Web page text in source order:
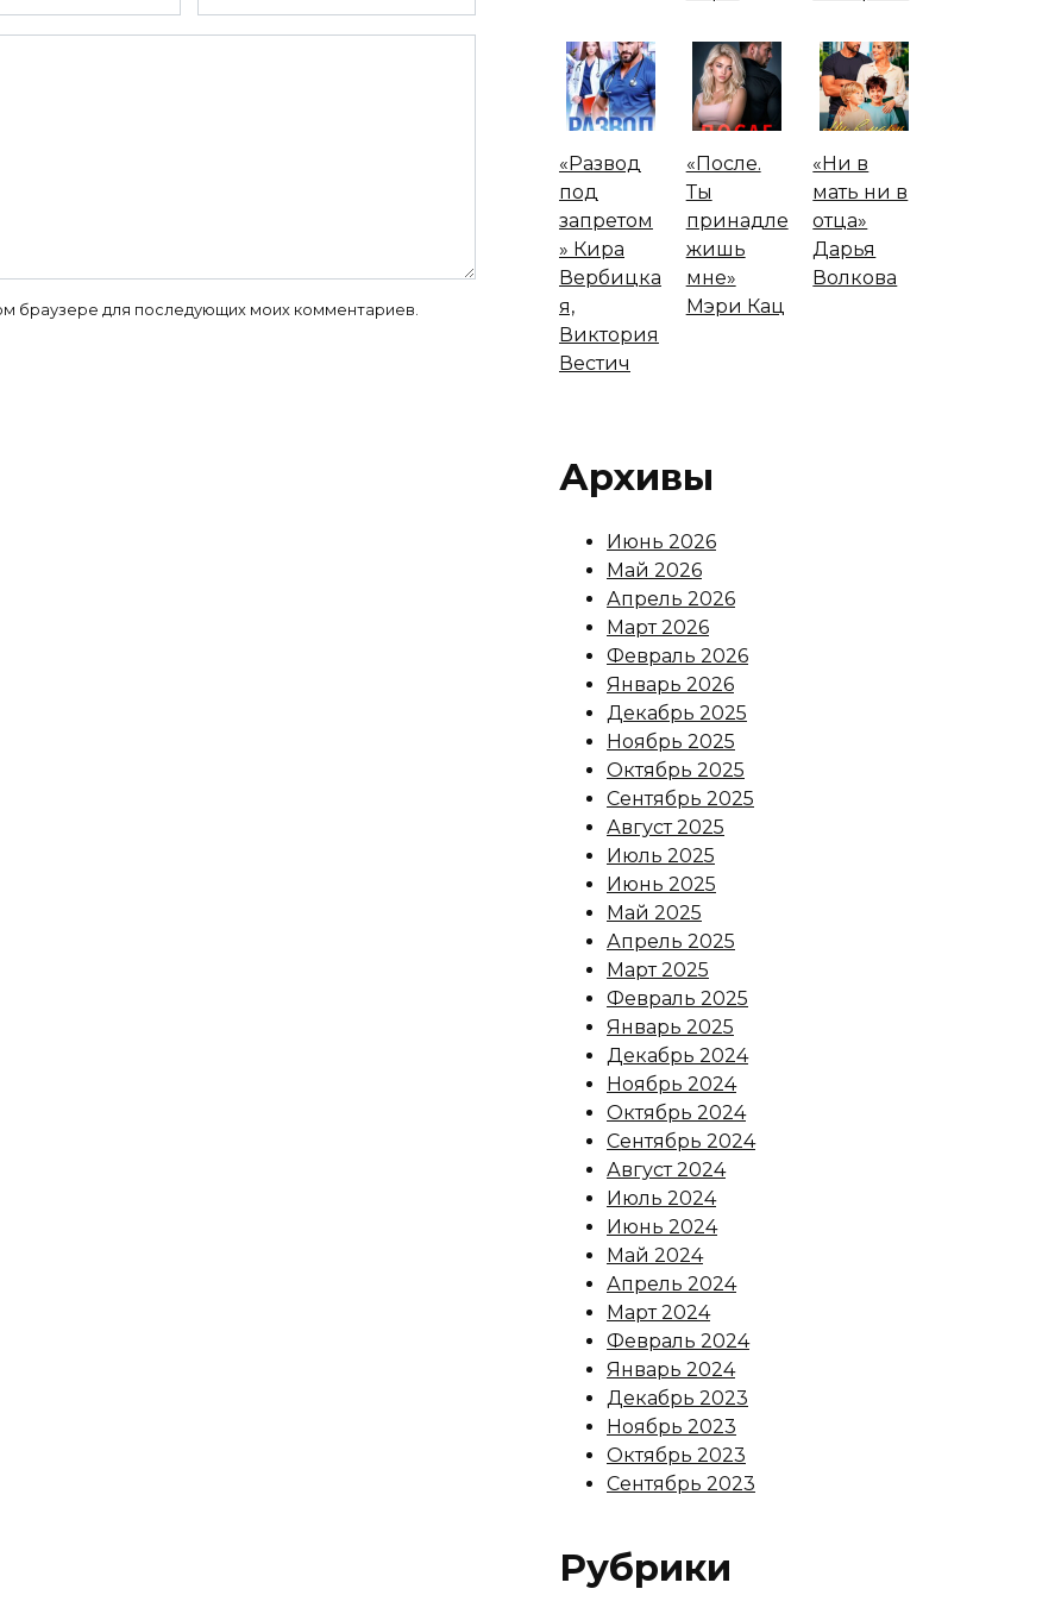
браузере для последующих моих комментариев.
«Развод
под
запретом
» Кира
Вербицка
я,
Виктория
Вестич
«После.
Ты
принадле
жишь
мне»
Мэри Кац
«Ни в
мать ни в
отца»
Дарья
Волкова
Архивы
Июнь 2026
Май 2026
Апрель 2026
Март 2026
Февраль 2026
Январь 2026
Декабрь 2025
Ноябрь 2025
Октябрь 2025
Сентябрь 2025
Август 2025
Июль 2025
Июнь 2025
Май 2025
Апрель 2025
Март 2025
Февраль 2025
Январь 2025
Декабрь 2024
Ноябрь 2024
Октябрь 2024
Сентябрь 2024
Август 2024
Июль 2024
Июнь 2024
Май 2024
Апрель 2024
Март 2024
Февраль 2024
Январь 2024
Декабрь 2023
Ноябрь 2023
Октябрь 2023
Сентябрь 2023
Рубрики